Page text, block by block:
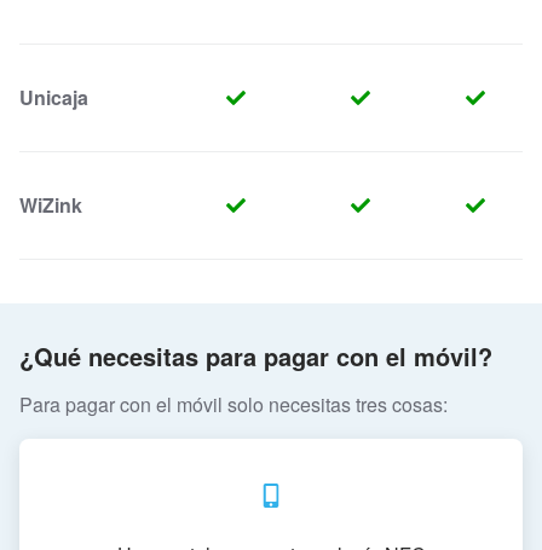
Unicaja
WiZink
¿Qué necesitas para pagar con el móvil?
Para pagar con el móvil solo necesitas tres cosas: